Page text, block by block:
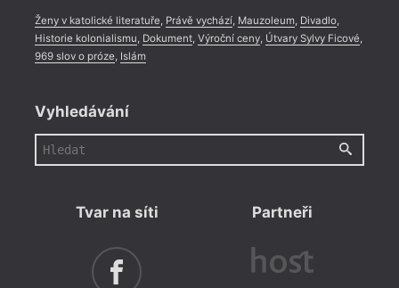
Ženy v katolické literatuře, Právě vychází, Mauzoleum, Divadlo,
Historie kolonialismu, Dokument, Výroční ceny, Útvary Sylvy Ficové,
969 slov o próze, Islám
Vyhledávání
Tvar na síti Partneři